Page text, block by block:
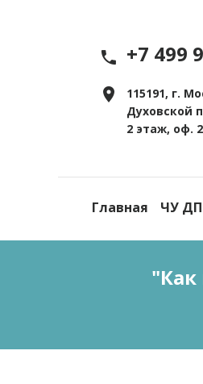
+7 499
115191, г.
Духовской
2 этаж, оф.
Главная ЧУ